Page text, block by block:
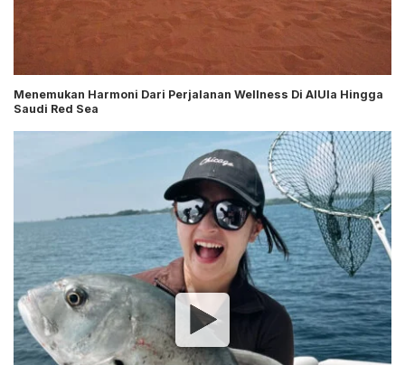
Menemukan Harmoni Dari Perjalanan Wellness Di AIUla Hingga
Saudi Red Sea